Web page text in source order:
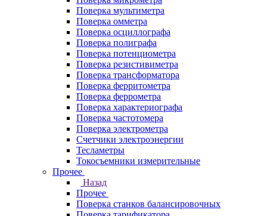
Поверка мультиметра
Поверка омметра
Поверка осциллографа
Поверка полиграфа
Поверка потенциометра
Поверка резистивиметра
Поверка трансформатора
Поверка ферритометра
Поверка феррометра
Поверка характериографа
Поверка частотомера
Поверка электрометра
Счетчики электроэнергии
Тесламетры
Токосъемники измерительные
Прочее
Назад
Прочее
Поверка станков балансировочных